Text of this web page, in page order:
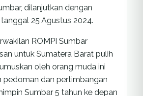
dilanjutkan dengan
25 Agustus 2024.
ROMPI Sumbar
untuk Sumatera Barat pulih
oleh orang muda ini
pedoman dan pertimbangan
Sumbar 5 tahun ke depan